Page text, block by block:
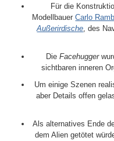
Für die
ModellbauerCarlo
Außerirdische, des
DieFacehugger
sichtbaren inneren
Um einige Szenen
aber Details offen
Als alternatives Ende
dem Alien getötet